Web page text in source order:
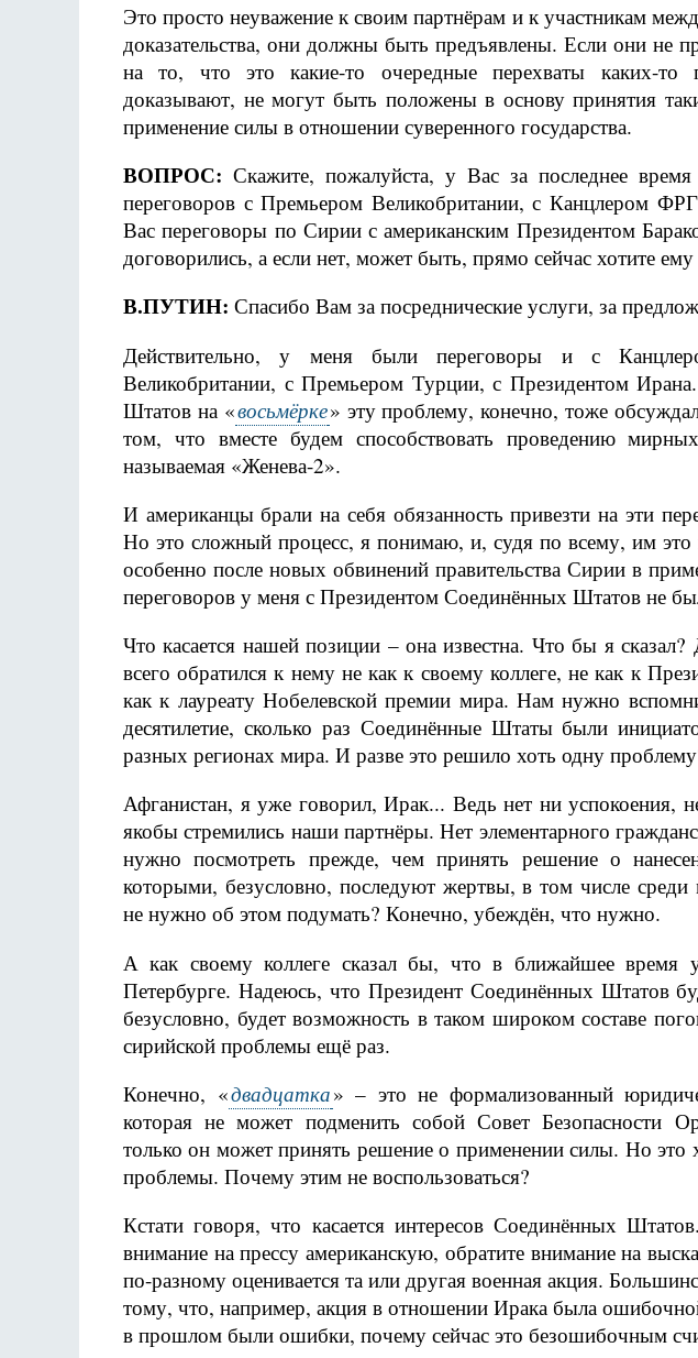
Это просто неуважение к своим партнёрам и к участникам
доказательства, они должны быть предъявлены. Если они не
на то, что это какие-то очередные перехваты каких-то
доказывают, не могут быть положены в основу принятия
применение силы в отношении суверенного государства.
ВОПРОС: Скажите, пожалуйста, у Вас за последнее
переговоров с Премьером Великобритании, с Канцлером
Вас переговоры по Сирии с американским Президентом
договорились, а если нет, может быть, прямо сейчас хотите
В.ПУТИН: Спасибо Вам за посреднические услуги, за
Действительно, у меня были переговоры и с
Великобритании, с Премьером Турции, с Президентом
Штатов на «восьмёрке» эту проблему, конечно, тоже
том, что вместе будем способствовать проведению
называемая «Женева-2».
И американцы брали на себя обязанность привезти на эти
Но это сложный процесс, я понимаю, и, судя по всему, им это
особенно после новых обвинений правительства Сирии в
переговоров у меня с Президентом Соединённых Штатов не
Что касается нашей позиции – она известна. Что бы я
всего обратился к нему не как к своему коллеге, не как к
как к лауреату Нобелевской премии мира. Нам нужно
десятилетие, сколько раз Соединённые Штаты были
разных регионах мира. И разве это решило хоть одну
Афганистан, я уже говорил, Ирак... Ведь нет ни успокоения,
якобы стремились наши партнёры. Нет элементарного
нужно посмотреть прежде, чем принять решение о
которыми, безусловно, последуют жертвы, в том числе среди
не нужно об этом подумать? Конечно, убеждён, что нужно.
А как своему коллеге сказал бы, что в ближайшее время
Петербурге. Надеюсь, что Президент Соединённых Штатов
безусловно, будет возможность в таком широком составе
сирийской проблемы ещё раз.
Конечно, «двадцатка» – это не формализованный
которая не может подменить собой Совет Безопасности
только он может принять решение о применении силы. Но
проблемы. Почему этим не воспользоваться?
Кстати говоря, что касается интересов Соединённых
внимание на прессу американскую, обратите внимание на
по-разному оценивается та или другая военная акция.
тому, что, например, акция в отношении Ирака была
в прошлом были ошибки, почему сейчас это безошибочным